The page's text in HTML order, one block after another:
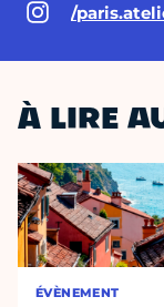
/
À LIRE
ÉVÈNEMENT